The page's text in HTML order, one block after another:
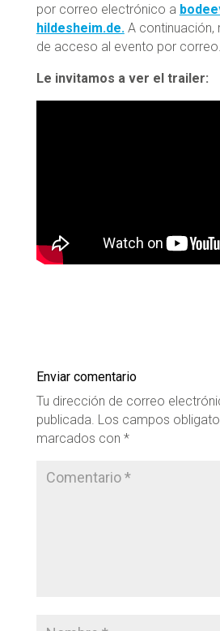
por correo electrónico a
hildesheim.de.A continuación,
de acceso al evento por correo.
Le invitamos a ver el trailer:
Enviar comentario
Tu dirección de correo
publicada. Los campos
marcados con *